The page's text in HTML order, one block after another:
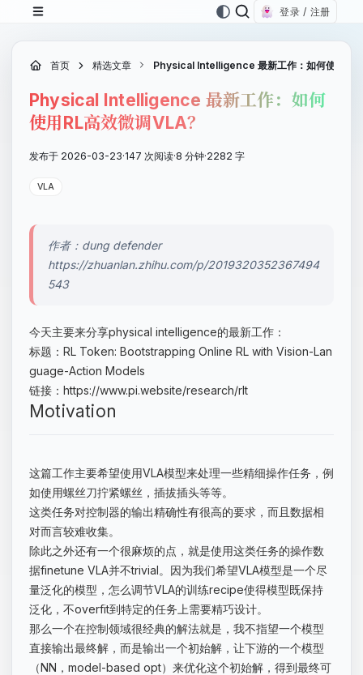
登录 / 注册
首页 精选文章 Physical Intelligence 最新工作：如何使用RL
Physical Intelligence 最新工作：如何
使用RL高效微调VLA？
发布于 2026-03-23·147 次阅读·8 分钟·2282 字
VLA
作者：dung defender
https://zhuanlan.zhihu.com/p/2019320352367494
543
今天主要来分享physical intelligence的最新工作：
标题：RL Token: Bootstrapping Online RL with Vision-Lan
guage-Action Models
链接：https://www.pi.website/research/rlt
Motivation
这篇工作主要希望使用VLA模型来处理一些精细操作任务，例
如使用螺丝刀拧紧螺丝，插拔插头等等。
这类任务对控制器的输出精确性有很高的要求，而且数据相
对而言较难收集。
除此之外还有一个很麻烦的点，就是使用这类任务的操作数
据finetune VLA并不trivial。因为我们希望VLA模型是一个尽
量泛化的模型，怎么调节VLA的训练recipe使得模型既保持
泛化，不overfit到特定的任务上需要精巧设计。
那么一个在控制领域很经典的解法就是，我不指望一个模型
直接输出最终解，而是输出一个初始解，让下游的一个模型
（NN，model-based opt）来优化这个初始解，得到最终可